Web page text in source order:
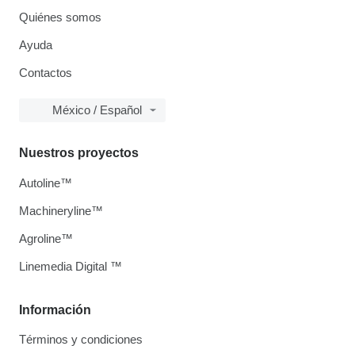
Quiénes somos
Ayuda
Contactos
México / Español
Información
Términos y condiciones
Nuestros proyectos
Autoline™
Machineryline™
Agroline™
Linemedia Digital ™